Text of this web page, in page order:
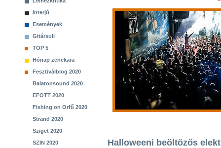
Interjú
Események
Gitársuli
TOP 5
Hónap zenekara
Fesztiválblog 2020
Balatonsound 2020
EFOTT 2020
Fishing on Orfű 2020
Strand 2020
Sziget 2020
SZIN 2020
Halloweeni beöltözős